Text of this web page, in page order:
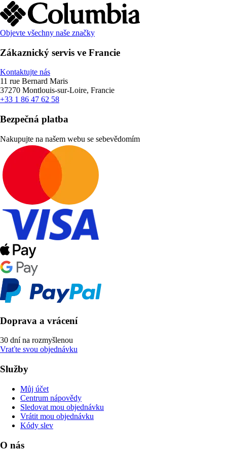
Objevte všechny naše značky
Zákaznický servis ve Francie
Kontaktujte nás
11 rue Bernard Maris
37270 Montlouis-sur-Loire, Francie
+33 1 86 47 62 58
Bezpečná platba
Nakupujte na našem webu se sebevědomím
Doprava a vrácení
30 dní na rozmyšlenou
Vraťte svou objednávku
Služby
Můj účet
Centrum nápovědy
Sledovat mou objednávku
Vrátit mou objednávku
Kódy slev
O nás